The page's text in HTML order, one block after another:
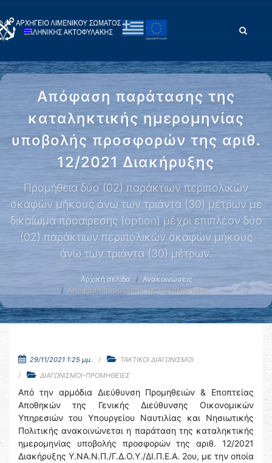
Απόφαση παράτασης της
καταληκτικής ημερομηνίας
υποβολής προσφορών της αριθ.
12/2021 Διακήρυξης
Προμήθεια δύο (02) παράκτιων περιπολικών
σκαφών μήκους άνω των τριάντα (30) μέτρων με
δικαίωμα προαίρεσης (option) μέχρι επιπλέον δύο
(02) παράκτιων περιπολικών σκαφών μήκους
άνω των τριάντα (30) μέτρων.
Αρχική σελίδα
Ανακοινώσεις
Απόφαση παράτασης της καταληκτικής …
29/11/2021 1:25 μμ.
ΤΑΚΤΙΚΟΙ ΔΙΑΓΩΝΙΣΜΟΙ
ΔΙΑΓΩΝΙΣΜΟΙ-ΠΡΟΜΗΘΕΙΕΣ
Από την αρμόδια Διεύθυνση Προμηθειών & Εποπτείας
Αποθηκών της Γενικής Διεύθυνσης Οικονομικών
Υπηρεσιών του Υπουργείου Ναυτιλίας και Νησιωτικής
Πολιτικής ανακοινώνεται η παράταση της καταληκτικής
ημερομηνίας υποβολής προσφορών της αριθ. 12/2021
Διακήρυξης Υ.ΝΑ.Ν.Π./Γ.Δ.Ο.Υ./ΔΙ.Π.Ε.Α. 2ου, με την οποία